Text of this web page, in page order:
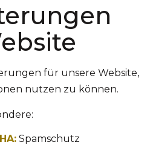
für unsere Website,
nutzen zu können.
Spamschutz